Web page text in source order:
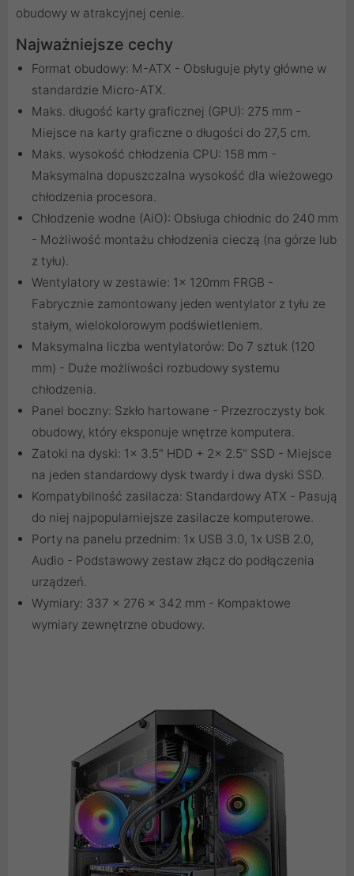
obudowy w atrakcyjnej cenie.
Najważniejsze cechy
Format obudowy: M-ATX - Obsługuje płyty główne w
standardzie Micro-ATX.
Maks. długość karty graficznej (GPU): 275 mm -
Miejsce na karty graficzne o długości do 27,5 cm.
Maks. wysokość chłodzenia CPU: 158 mm -
Maksymalna dopuszczalna wysokość dla wieżowego
chłodzenia procesora.
Chłodzenie wodne (AiO): Obsługa chłodnic do 240 mm
- Możliwość montażu chłodzenia cieczą (na górze lub
z tyłu).
Wentylatory w zestawie: 1x 120mm FRGB -
Fabrycznie zamontowany jeden wentylator z tyłu ze
stałym, wielokolorowym podświetleniem.
Maksymalna liczba wentylatorów: Do 7 sztuk (120
mm) - Duże możliwości rozbudowy systemu
chłodzenia.
Panel boczny: Szkło hartowane - Przezroczysty bok
obudowy, który eksponuje wnętrze komputera.
Zatoki na dyski: 1x 3.5" HDD + 2x 2.5" SSD - Miejsce
na jeden standardowy dysk twardy i dwa dyski SSD.
Kompatybilność zasilacza: Standardowy ATX - Pasują
do niej najpopularniejsze zasilacze komputerowe.
Porty na panelu przednim: 1x USB 3.0, 1x USB 2.0,
Audio - Podstawowy zestaw złącz do podłączenia
urządzeń.
Wymiary: 337 x 276 x 342 mm - Kompaktowe
wymiary zewnętrzne obudowy.